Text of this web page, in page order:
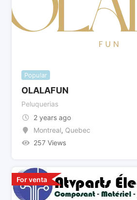
Popular
OLALAFUN
Peluquerias
2 years ago
Montreal, Quebec
257 Views
For venta